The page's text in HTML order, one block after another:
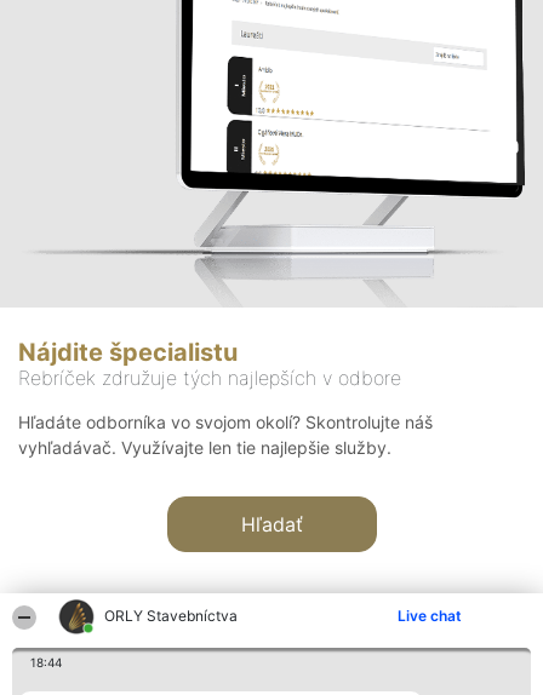
ORLY Stavebníctva Live chat
18:44
Nájdite špecialistu
Rebríček združuje tých najlepších v odbore
Hľadáte odborníka vo svojom okolí? Skontrolujte náš
vyhľadávač. Využívajte len tie najlepšie služby.
Hľadať